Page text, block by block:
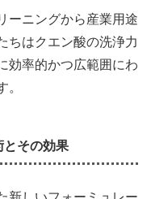
ーニングから産業用途
ちはクエン酸の洗浄力
効率的かつ広範囲にわ
。
とその効果